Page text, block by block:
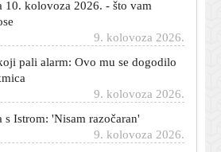
pali alarm: Ovo mu se dogodilo
s Istrom: 'Nisam razočaran'
9. kolovoza 2026.
nakon devet godina prozvala